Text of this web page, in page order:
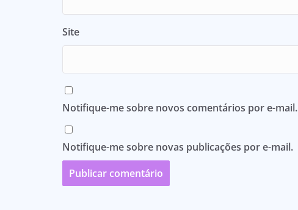
Site
Notifique-me sobre novos comentários por e-mail.
Notifique-me sobre novas publicações por e-mail.